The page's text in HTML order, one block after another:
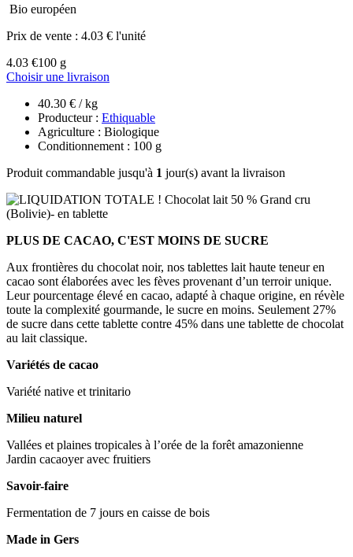
Bio européen
Prix de vente : 4.03 € l'unité
4.03 €100 g
Choisir une livraison
40.30 € / kg
Producteur : Ethiquable
Agriculture : Biologique
Conditionnement : 100 g
Produit commandable jusqu'à 1 jour(s) avant la livraison
PLUS DE CACAO, C'EST MOINS DE SUCRE
Aux frontières du chocolat noir, nos tablettes lait haute teneur en
cacao sont élaborées avec les fèves provenant d’un terroir unique.
Leur pourcentage élevé en cacao, adapté à chaque origine, en révèle
toute la complexité gourmande, le sucre en moins. Seulement 27%
de sucre dans cette tablette contre 45% dans une tablette de chocolat
au lait classique.
Variétés de cacao
Variété native et trinitario
Milieu naturel
Vallées et plaines tropicales à l’orée de la forêt amazonienne
Jardin cacaoyer avec fruitiers
Savoir-faire
Fermentation de 7 jours en caisse de bois
Made in Gers